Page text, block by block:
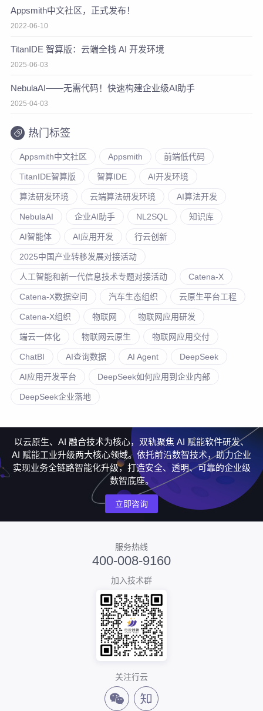
Appsmith中文社区，正式发布！
2022-06-10
TitanIDE 智算版：云端全栈 AI 开发环境
2025-06-03
NebulaAI——无需代码！快速构建企业级AI助手
2025-04-03
热门标签
Appsmith中文社区 Appsmith 前端低代码
TitanIDE智算版 智算IDE AI开发环境
算法研发环境 云端算法研发环境 AI算法开发
NebulaAI 企业AI助手 NL2SQL 知识库
AI智能体 AI应用开发 行云创新
2025中国产业转移发展对接活动
人工智能和新一代信息技术专题对接活动 Catena-X
Catena-X数据空间 汽车生态组织 云原生平台工程
Catena-X组织 物联网 物联网应用研发
端云一体化 物联网云原生 物联网应用交付
ChatBI AI查询数据 AI Agent DeepSeek
AI应用开发平台 DeepSeek如何应用到企业内部
DeepSeek企业落地
以云原生、AI 融合技术为核心，双轨聚焦 AI 赋能软件研发、
AI 赋能工业升级两大核心领域。依托前沿数智技术，助力企业
实现业务全链路智能化升级，打造安全、透明、可靠的企业级
数智底座。
立即咨询
服务热线
400-008-9160
加入技术群
关注行云